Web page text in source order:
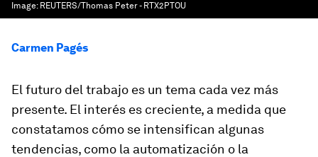
Image: REUTERS/Thomas Peter - RTX2PTOU
Carmen Pagés
El futuro del trabajo es un tema cada vez más
presente. El interés es creciente, a medida que
constatamos cómo se intensifican algunas
tendencias, como la automatización o la